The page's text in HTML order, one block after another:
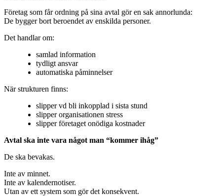
Företag som får ordning på sina avtal gör en sak annorlunda:
De bygger bort beroendet av enskilda personer.
Det handlar om:
samlad information
tydligt ansvar
automatiska påminnelser
När strukturen finns:
slipper vd bli inkopplad i sista stund
slipper organisationen stress
slipper företaget onödiga kostnader
Avtal ska inte vara något man “kommer ihåg”
De ska bevakas.
Inte av minnet.
Inte av kalendernotiser.
Utan av ett system som gör det konsekvent.